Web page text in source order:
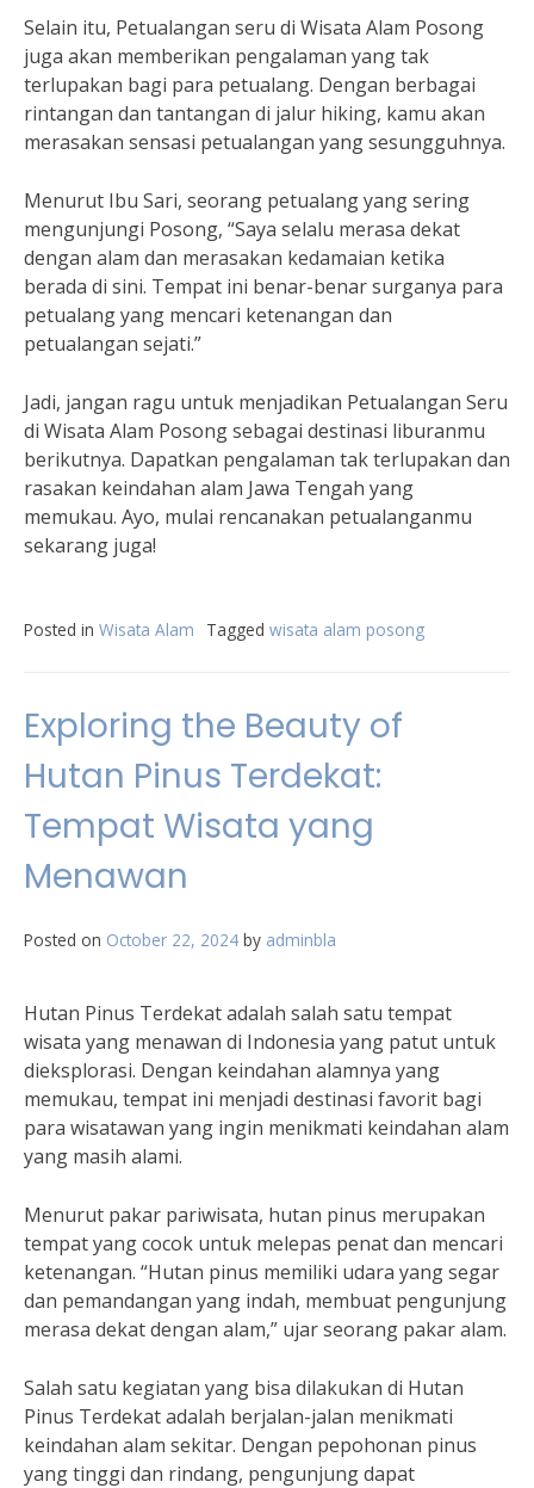
Selain itu, Petualangan seru di Wisata Alam Posong
juga akan memberikan pengalaman yang tak
terlupakan bagi para petualang. Dengan berbagai
rintangan dan tantangan di jalur hiking, kamu akan
merasakan sensasi petualangan yang sesungguhnya.
Menurut Ibu Sari, seorang petualang yang sering
mengunjungi Posong, “Saya selalu merasa dekat
dengan alam dan merasakan kedamaian ketika
berada di sini. Tempat ini benar-benar surganya para
petualang yang mencari ketenangan dan
petualangan sejati.”
Jadi, jangan ragu untuk menjadikan Petualangan Seru
di Wisata Alam Posong sebagai destinasi liburanmu
berikutnya. Dapatkan pengalaman tak terlupakan dan
rasakan keindahan alam Jawa Tengah yang
memukau. Ayo, mulai rencanakan petualanganmu
sekarang juga!
Posted in Wisata Alam Tagged wisata alam posong
Exploring the Beauty of
Hutan Pinus Terdekat:
Tempat Wisata yang
Menawan
Posted on October 22, 2024 by adminbla
Hutan Pinus Terdekat adalah salah satu tempat
wisata yang menawan di Indonesia yang patut untuk
dieksplorasi. Dengan keindahan alamnya yang
memukau, tempat ini menjadi destinasi favorit bagi
para wisatawan yang ingin menikmati keindahan alam
yang masih alami.
Menurut pakar pariwisata, hutan pinus merupakan
tempat yang cocok untuk melepas penat dan mencari
ketenangan. “Hutan pinus memiliki udara yang segar
dan pemandangan yang indah, membuat pengunjung
merasa dekat dengan alam,” ujar seorang pakar alam.
Salah satu kegiatan yang bisa dilakukan di Hutan
Pinus Terdekat adalah berjalan-jalan menikmati
keindahan alam sekitar. Dengan pepohonan pinus
yang tinggi dan rindang, pengunjung dapat